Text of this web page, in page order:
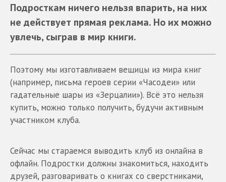
Подросткам ничего нельзя впарить, на них
не действует прямая реклама. Но их можно
увлечь, сыграв в мир книги.
Поэтому мы изготавливаем вещицы из мира книг
(например, письма героев серии «Часодеи» или
гадательные шары из «Зерцалии»). Всё это нельзя
купить, можно только получить, будучи активным
участником клуба.
Сейчас мы стараемся выводить клуб из онлайна в
офлайн. Подростки должны знакомиться, находить
друзей, разговаривать о книгах со сверстниками,